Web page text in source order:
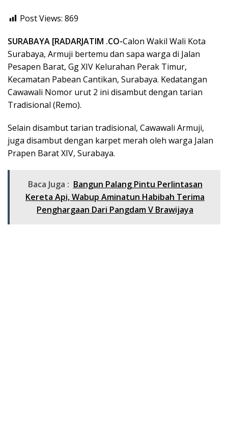
Post Views: 869
SURABAYA [RADARJATIM .CO-Calon Wakil Wali Kota
Surabaya, Armuji bertemu dan sapa warga di Jalan
Pesapen Barat, Gg XIV Kelurahan Perak Timur,
Kecamatan Pabean Cantikan, Surabaya. Kedatangan
Cawawali Nomor urut 2 ini disambut dengan tarian
Tradisional (Remo).
Selain disambut tarian tradisional, Cawawali Armuji,
juga disambut dengan karpet merah oleh warga Jalan
Prapen Barat XIV, Surabaya.
Baca Juga : Bangun Palang Pintu Perlintasan
Kereta Api, Wabup Aminatun Habibah Terima
Penghargaan Dari Pangdam V Brawijaya